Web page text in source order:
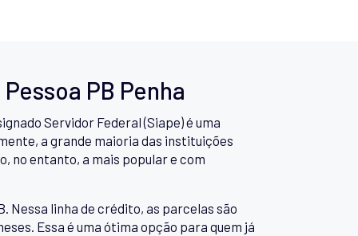
PB Penha
Servidor Federal (Siape) é uma
a grande maioria das instituições
no entanto, a mais popular e com
Nessa linha de crédito, as parcelas são
Essa é uma ótima opção para quem já